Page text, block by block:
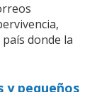
donde la
y pequeños